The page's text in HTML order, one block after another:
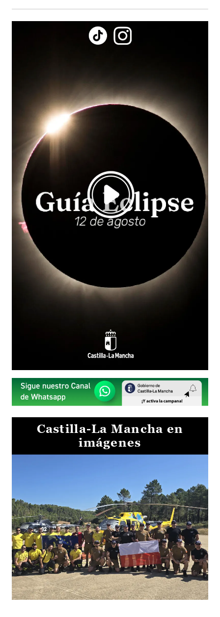
Castilla-La Mancha en
imágenes